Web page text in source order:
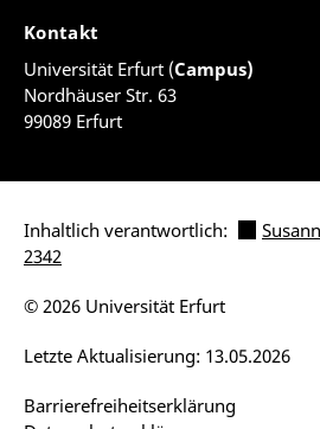
Kontakt
Universität Erfurt (Campus)
Nordhäuser Str. 63
99089 Erfurt
Inhaltlich verantwortlich:
2342
Barrierefreiheitserklärung
Letzte Aktualisierung: 13.05.2026
© 2026 Universität Erfurt